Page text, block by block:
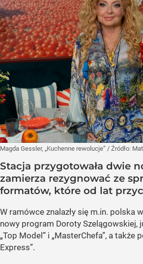
Magda Gessler, „Kuchenne rewolucje” / Źródło:
Stacja przygotowała dwie
zamierza rezygnować ze
formatów, które od lat
W ramówce znalazły się m.in. polska
nowy program Doroty Szelągowskiej,
„Top Model” i „MasterChefa”, a także
Express”.